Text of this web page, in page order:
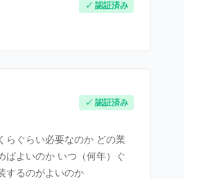
✓ 認証済み
✓ 認証済み
らぐらい必要なのか どの業
ばよいのか いつ（何年）ぐ
するのがよいのか